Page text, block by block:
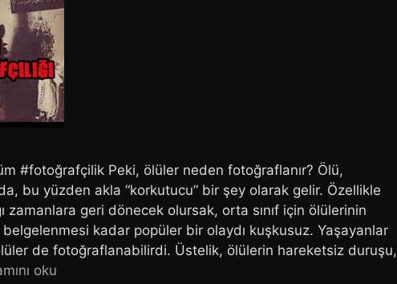
#fotoğrafçilik Peki, ölüler neden fotoğraflanır? Ölü,
bu yüzden akla “korkutucu” bir şey olarak gelir. Özellikle
zamanlara geri dönecek olursak, orta sınıf için ölülerinin
kadar popüler bir olaydı kuşkusuz. Yaşayanlar
de fotoğraflanabilirdi. Üstelik, ölülerin hareketsiz duruşu,
oku